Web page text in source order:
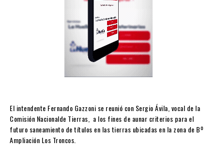
El intendente Fernando Gazzoni se reunió con Sergio Ávila, vocal de la
Comisión Nacionalde Tierras, a los fines de aunar criterios para el
futuro saneamiento de títulos en las tierras ubicadas en la zona de Bº
Ampliación Los Troncos.